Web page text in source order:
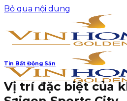
Bỏ qua nội dung
Tin Bất Động Sản
Vị trí đặc biệt của